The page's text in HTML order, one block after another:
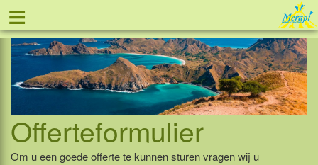
≡ Tel: 088 - 81 11 999
Offerteformulier
Om u een goede offerte te kunnen sturen vragen wij u